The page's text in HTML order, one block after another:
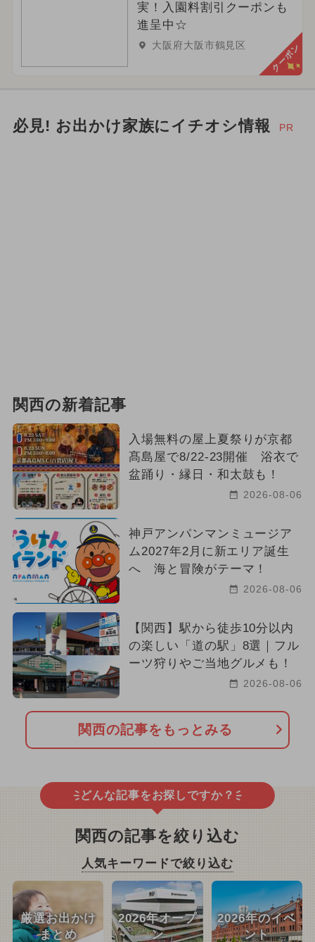
実！入園料割引クーポンも
進呈中☆
大阪府大阪市鶴見区 クーポン
必見! お出かけ家族にイチオシ情報 PR
関西の新着記事
入場無料の屋上夏祭りが京都
髙島屋で8/22-23開催 浴衣で
盆踊り・縁日・和太鼓も！
2026-08-06
神戸アンパンマンミュージア
ム2027年2月に新エリア誕生
へ 海と冒険がテーマ！
2026-08-06
【関西】駅から徒歩10分以内
の楽しい「道の駅」8選｜フル
ーツ狩りやご当地グルメも！
2026-08-06
関西の記事をもっとみる
どんな記事をお探しですか？
関西の記事を絞り込む
人気キーワードで絞り込む
厳選お出かけ
まとめ
2026年オープ
ン
2026年のイベ
ント